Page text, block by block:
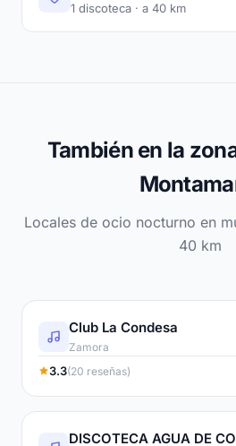
1 discoteca · a 40 km
También en la
Locales de ocio nocturno en
40 km
Club La Condesa
Zamora
3.3(20 reseñas)
DISCOTECA AGUA DE